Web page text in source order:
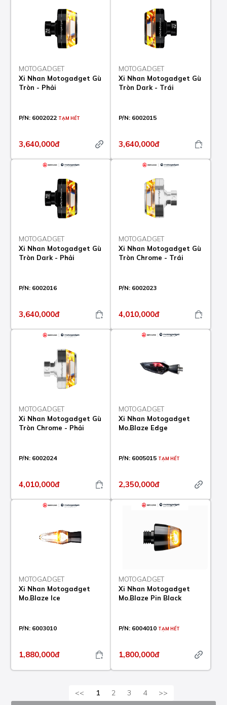
MOTOGADGET
Xi Nhan Motogadget Gù
Tròn - Phải
P/N: 6002022 TẠM HẾT
3,640,000đ
MOTOGADGET
Xi Nhan Motogadget Gù
Tròn Dark - Trái
P/N: 6002015
3,640,000đ
MOTOGADGET
Xi Nhan Motogadget Gù
Tròn Dark - Phải
P/N: 6002016
3,640,000đ
MOTOGADGET
Xi Nhan Motogadget Gù
Tròn Chrome - Trái
P/N: 6002023
4,010,000đ
MOTOGADGET
Xi Nhan Motogadget Gù
Tròn Chrome - Phải
P/N: 6002024
4,010,000đ
MOTOGADGET
Xi Nhan Motogadget
Mo.Blaze Edge
P/N: 6005015 TẠM HẾT
2,350,000đ
MOTOGADGET
Xi Nhan Motogadget
Mo.Blaze Ice
P/N: 6003010
1,880,000đ
MOTOGADGET
Xi Nhan Motogadget
Mo.Blaze Pin Black
P/N: 6004010 TẠM HẾT
1,800,000đ
<< 1 2 3 4 >>